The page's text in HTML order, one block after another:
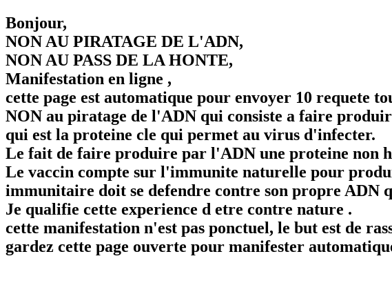
Bonjour,
NON AU PIRATAGE DE L'ADN,
NON AU PASS DE LA HONTE,
Manifestation en ligne ,
cette page est automatique pour envoyer 10 requete
NON au piratage de l'ADN qui consiste a faire
qui est la proteine cle qui permet au virus d'infecter.
Le fait de faire produire par l'ADN une proteine non
Le vaccin compte sur l'immunite naturelle pour
immunitaire doit se defendre contre son propre ADN
Je qualifie cette experience d etre contre nature .
cette manifestation n'est pas ponctuel, le but est de
gardez cette page ouverte pour manifester